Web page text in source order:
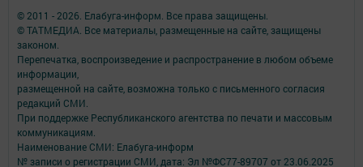
© 2011 - 2026. Елабуга-информ. Все права защищены.
© ТАТМЕДИА. Все материалы, размещенные на сайте, защищены
законом.
Перепечатка, воспроизведение и распространение в любом объеме
информации,
размещенной на сайте, возможна только с письменного согласия
редакций СМИ.
При поддержке Республиканского агентства по печати и массовым
коммуникациям.
Наименование СМИ: Елабуга-информ
№ записи о регистрации СМИ, дата: Эл №ФС77-89707 от 23.06.2025